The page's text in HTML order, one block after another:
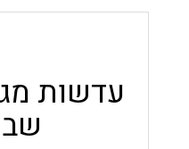
עדשות